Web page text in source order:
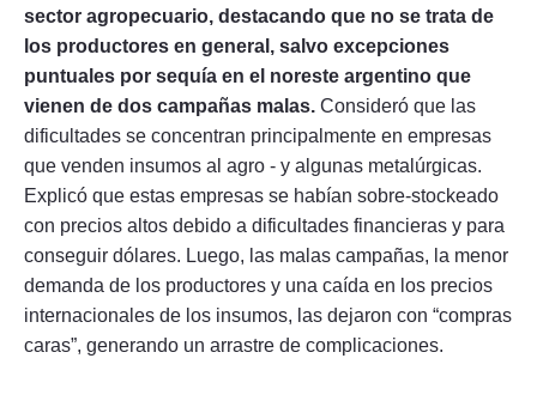
sector agropecuario, destacando que no se trata de
los productores en general, salvo excepciones
puntuales por sequía en el noreste argentino que
vienen de dos campañas malas. Consideró que las
dificultades se concentran principalmente en empresas
que venden insumos al agro - y algunas metalúrgicas.
Explicó que estas empresas se habían sobre-stockeado
con precios altos debido a dificultades financieras y para
conseguir dólares. Luego, las malas campañas, la menor
demanda de los productores y una caída en los precios
internacionales de los insumos, las dejaron con “compras
caras”, generando un arrastre de complicaciones.